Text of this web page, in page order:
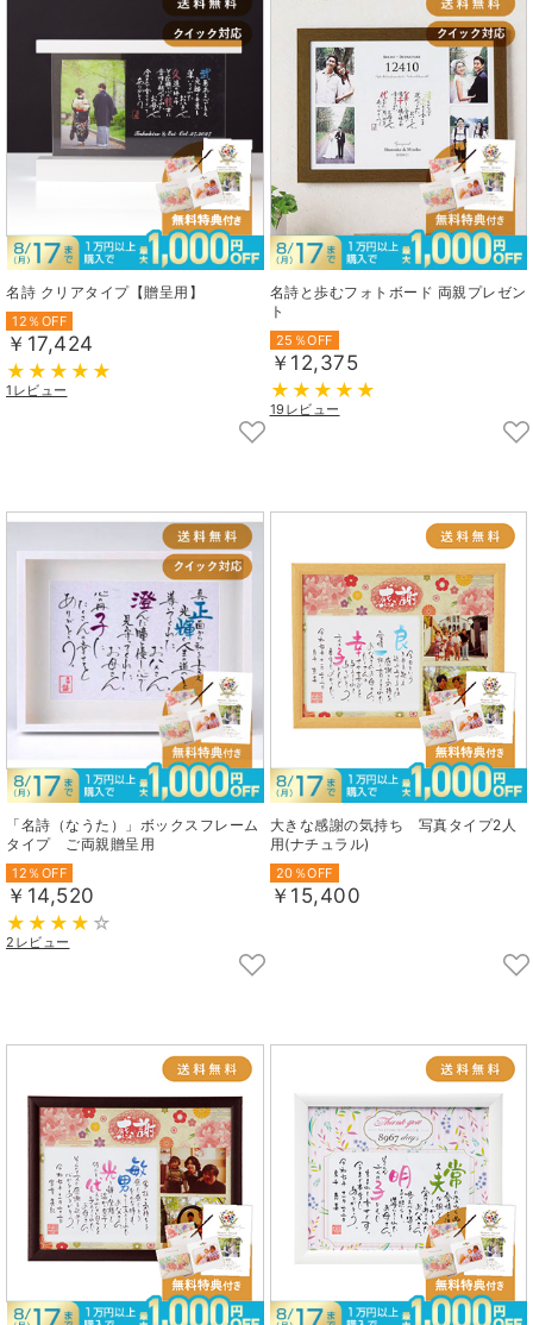
名詩 クリアタイプ【贈呈用】
12％OFF
￥17,424
1レビュー
名詩と歩むフォトボード 両親プレゼン
ト
25％OFF
￥12,375
19レビュー
「名詩（なうた）」ボックスフレーム
タイプ ご両親贈呈用
12％OFF
￥14,520
2レビュー
大きな感謝の気持ち 写真タイプ2人
用(ナチュラル)
20％OFF
￥15,400